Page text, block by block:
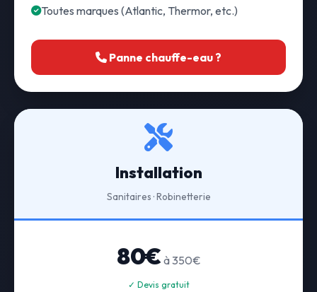
Toutes marques (Atlantic, Thermor, etc.)
Panne chauffe-eau ?
Installation
Sanitaires · Robinetterie
80€ à 350€
✓ Devis gratuit